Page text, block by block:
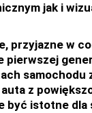
jak i
przyjazne w
pierwszej
z
być istotne